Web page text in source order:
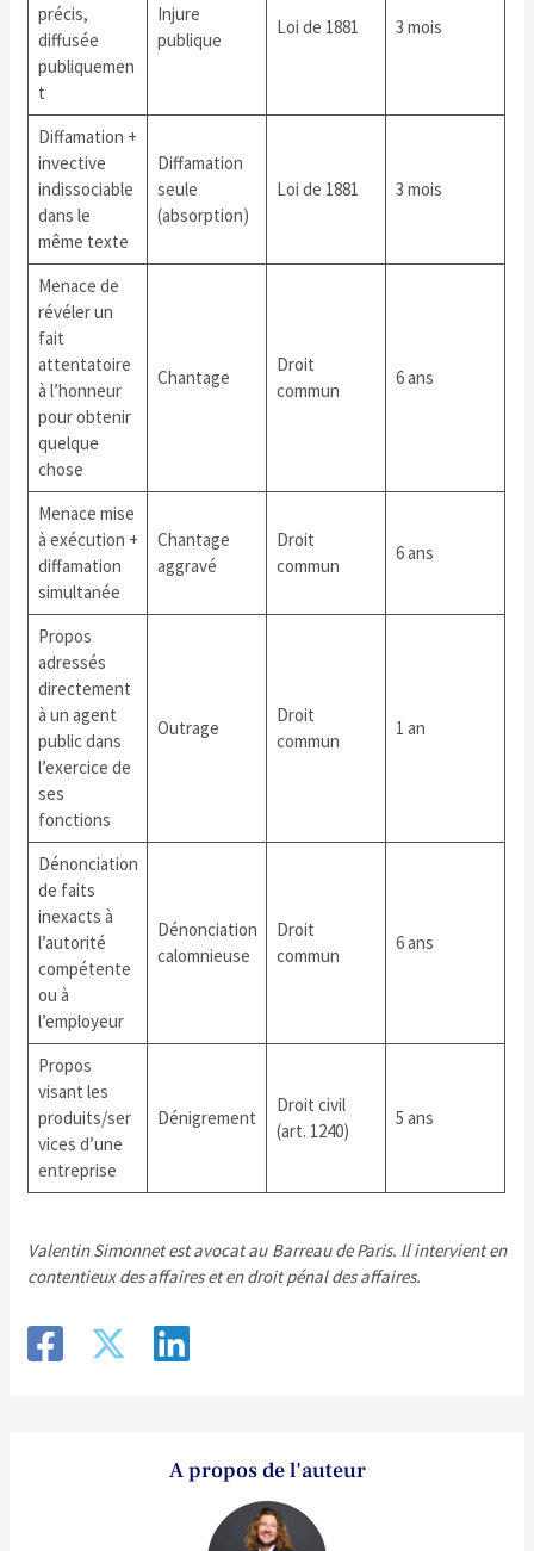
précis,
diffusée
publiquemen
t
Injure
publique
Loi de 1881 3 mois
Diffamation +
invective
indissociable
dans le
même texte
Diffamation
seule
(absorption)
Loi de 1881 3 mois
Menace de
révéler un
fait
attentatoire
à l’honneur
pour obtenir
quelque
chose
Chantage
Droit
commun
6 ans
Menace mise
à exécution +
diffamation
simultanée
Chantage
aggravé
Droit
commun
6 ans
Propos
adressés
directement
à un agent
public dans
l’exercice de
ses
fonctions
Outrage
Droit
commun
1 an
Dénonciation
de faits
inexacts à
l’autorité
compétente
ou à
l’employeur
Dénonciation
calomnieuse
Droit
commun
6 ans
Propos
visant les
produits/ser
vices d’une
entreprise
Dénigrement
Droit civil
(art. 1240)
5 ans
Valentin Simonnet est avocat au Barreau de Paris. Il intervient en
contentieux des affaires et en droit pénal des affaires.
A propos de l'auteur